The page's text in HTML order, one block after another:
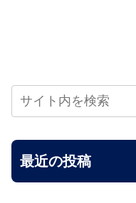
最近の投稿